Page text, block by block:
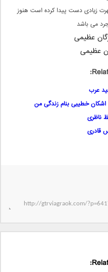
که حالا به شهرت زیادی دست پیدا کرده است هنوز
می باشد
عظیمی
عظیمی
عرب
اشکان خطیبی بنام زندگی من
ناظری
قادری